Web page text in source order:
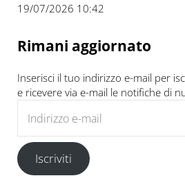
19/07/2026 10:42
Rimani aggiornato
Inserisci il tuo indirizzo e-mail per
e ricevere via e-mail le notifiche di
Iscriviti